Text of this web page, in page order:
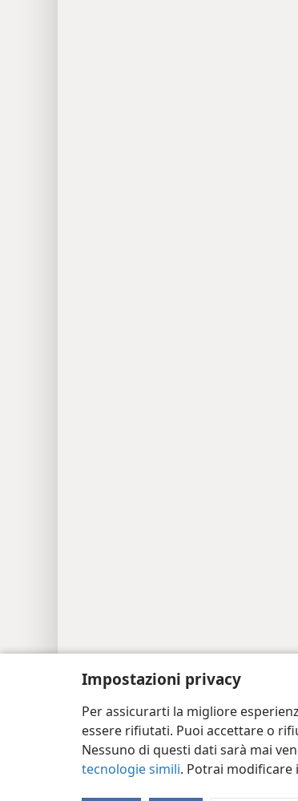
Impostazioni privacy
Per assicurarti la migliore
essere rifiutati. Puoi accettare o
Nessuno di questi dati sarà mai
tecnologie simili. Potrai modificare